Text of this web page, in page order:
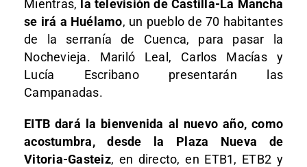
Mientras, la televisión de Castilla-La Mancha
se irá a Huélamo, un pueblo de 70 habitantes
de la serranía de Cuenca, para pasar la
Nochevieja. Mariló Leal, Carlos Macías y
Lucía Escribano presentarán las
Campanadas.
EITB dará la bienvenida al nuevo año, como
acostumbra, desde la Plaza Nueva de
Vitoria-Gasteiz, en directo, en ETB1, ETB2 y